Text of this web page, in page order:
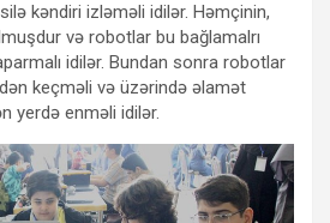
kəndiri izləməli idilər. Həmçinin,
və robotlar bu bağlamalrı
idilər. Bundan sonra robotlar
keçməli və üzərində əlamət
yerdə enməli idilər.